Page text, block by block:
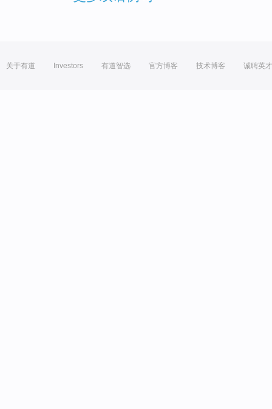
关于有道 Investors 有道智选 官方博客 技术博客 诚聘英才